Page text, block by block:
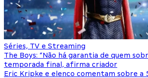
Séries, TV e Streaming
The Boys: “Não há garantia de quem
temporada final, afirma criador
Eric Kripke e elenco comentam sobre a